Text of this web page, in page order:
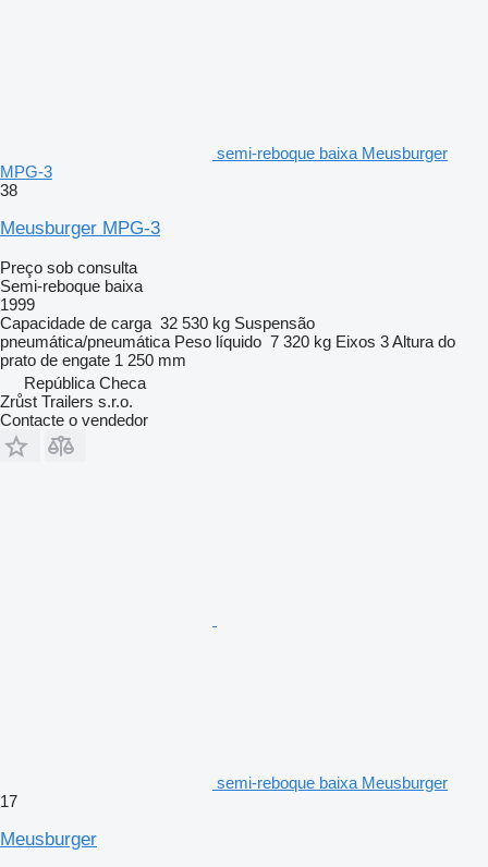
semi-reboque baixa Meusburger
MPG-3
38
Meusburger MPG-3
Preço sob consulta
Semi-reboque baixa
1999
Capacidade de carga 32 530 kg Suspensão
pneumática/pneumática Peso líquido 7 320 kg Eixos 3Altura do
prato de engate 1 250 mm
República Checa
Zrůst Trailers s.r.o.
Contacte o vendedor
semi-reboque baixa Meusburger
17
Meusburger